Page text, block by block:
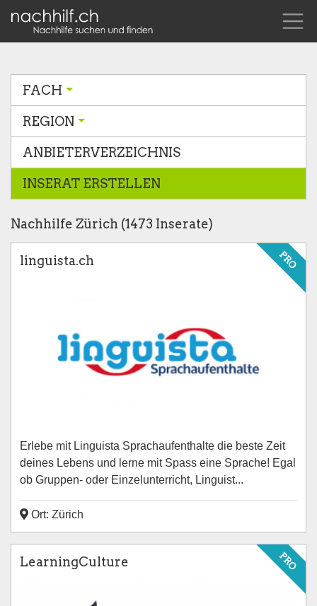
FACH
REGION
ANBIETERVERZEICHNIS
INSERAT ERSTELLEN
Nachhilfe Zürich (1473 Inserate)
PRO
linguista.ch
Erlebe mit Linguista Sprachaufenthalte die beste Zeit
deines Lebens und lerne mit Spass eine Sprache! Egal
ob Gruppen- oder Einzelunterricht, Linguist...
Ort: Zürich
PRO
LearningCulture